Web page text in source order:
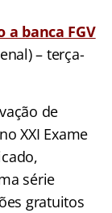
a banca FGV
– terça-
de
XXI Exame
série
gratuitos